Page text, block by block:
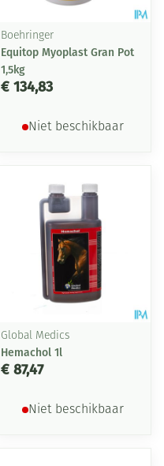
Boehringer
Equitop Myoplast Gran Pot
1,5kg
€ 134,83
Niet beschikbaar
Global Medics
Hemachol 1l
€ 87,47
Niet beschikbaar